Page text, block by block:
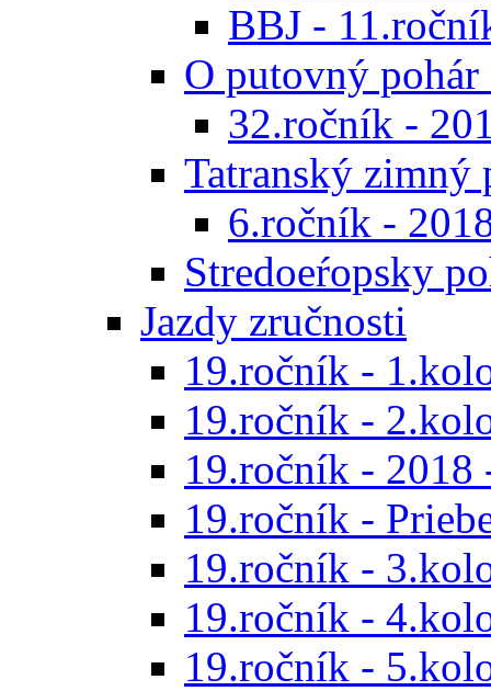
BBJ -
O putovný
32.ročník -
Tatranský zimný
6.ročník -
Stredoeŕopsky
Jazdy zručnosti
19.ročník -
19.ročník -
19.ročník - 2018
19.ročník -
19.ročník -
19.ročník -
19.ročník -